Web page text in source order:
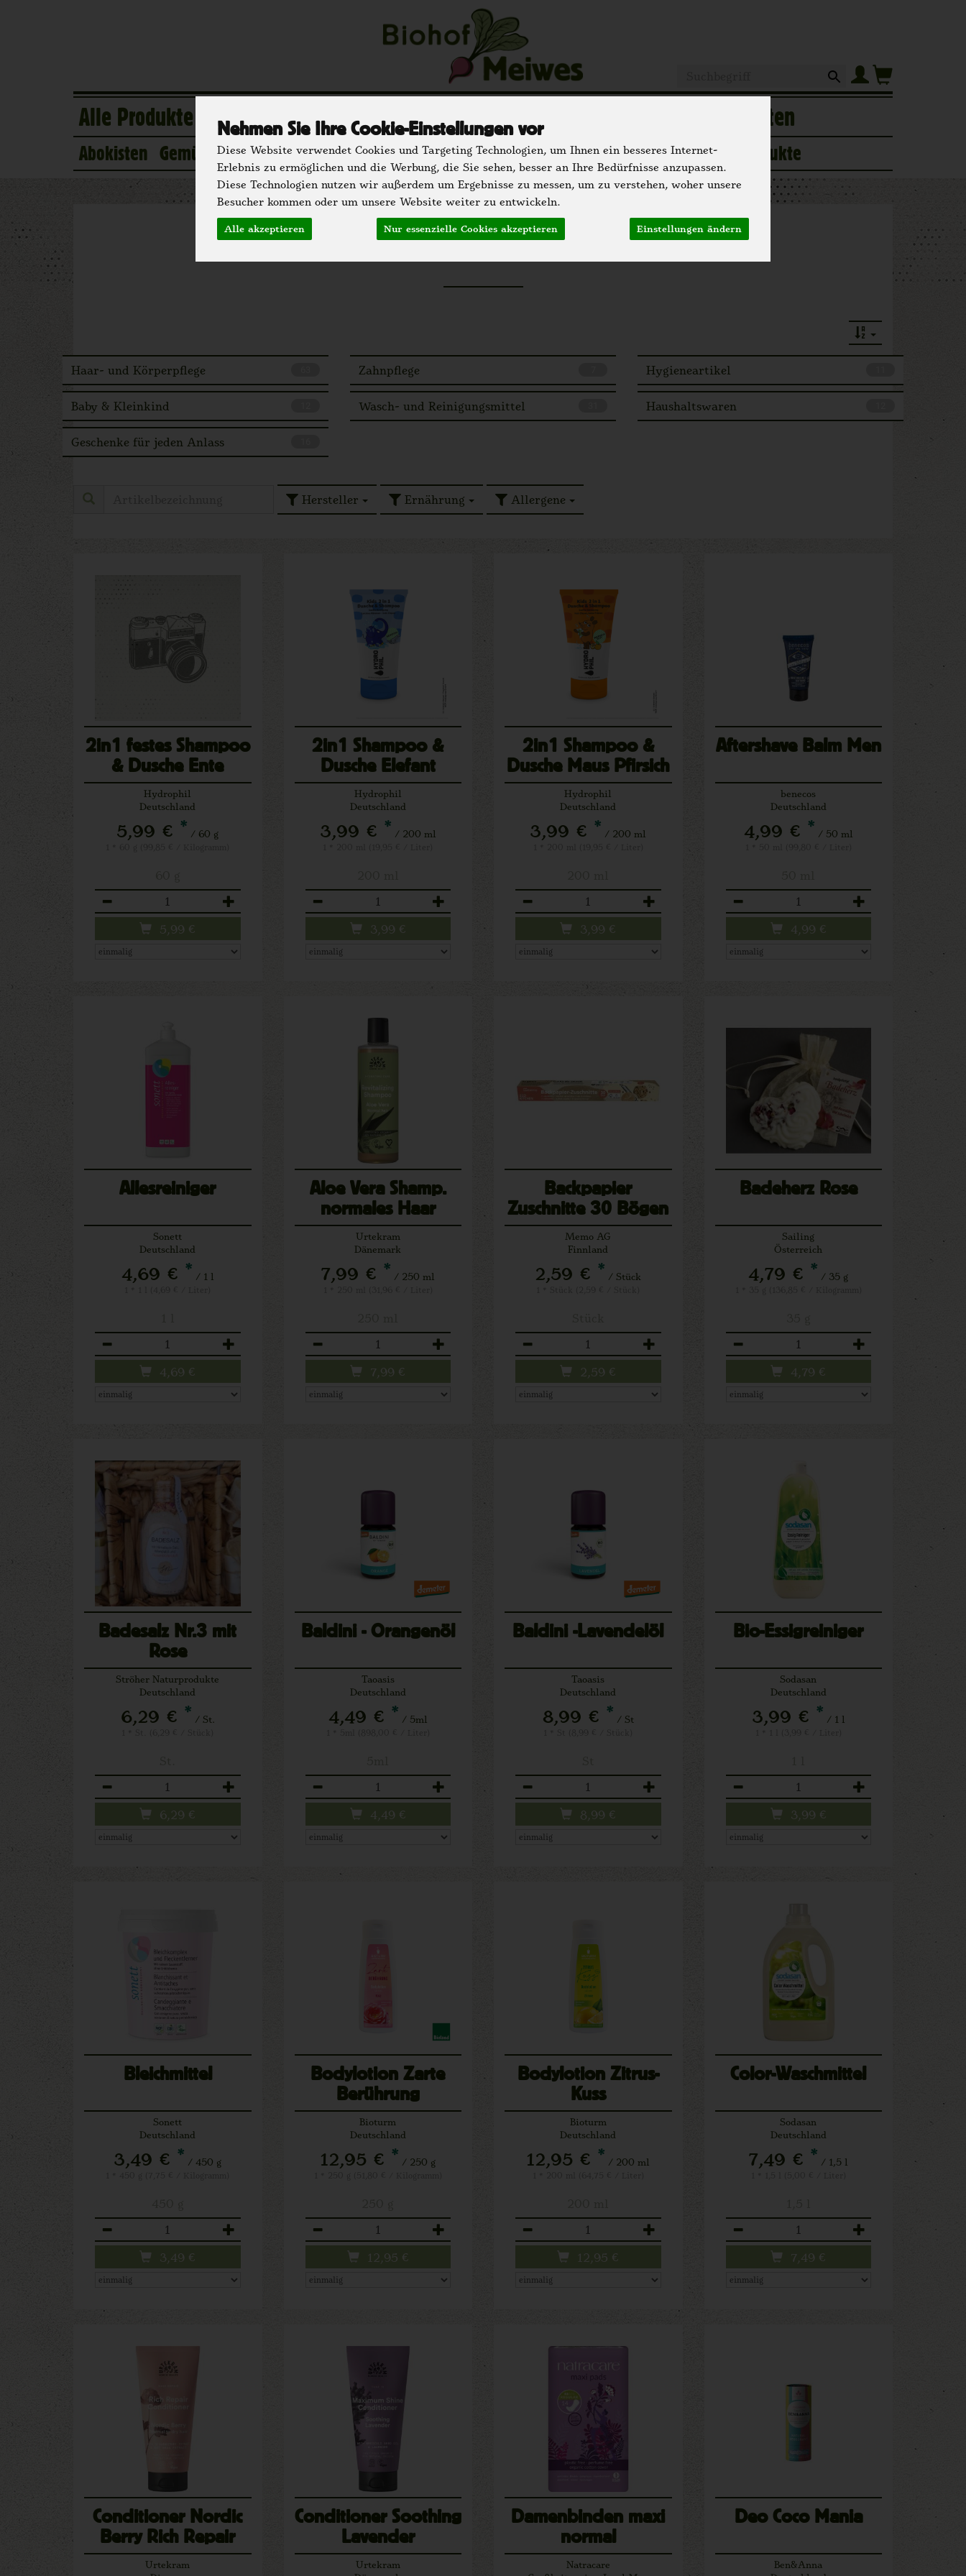
Nehmen Sie Ihre Cookie-Einstellungen vor
Diese Website verwendet Cookies und Targeting Technologien, um Ihnen ein besseres Internet-
Erlebnis zu ermöglichen und die Werbung, die Sie sehen, besser an Ihre Bedürfnisse anzupassen.
Diese Technologien nutzen wir außerdem um Ergebnisse zu messen, um zu verstehen, woher unsere
Besucher kommen oder um unsere Website weiter zu entwickeln.
Alle akzeptieren Nur essenzielle Cookies akzeptieren Einstellungen ändern
Abokisten Gemüse Obst Kühlschrank Speisekammer Getränke Bäckerei Drogerie Neue Produkte
Alle Produkte Eigener Anbau Regionale Partner Einkaufen Hofgeschichten
Drogerie
Haar- und Körperpflege Zahnpflege Hygieneartikel
Baby & Kleinkind Wasch- und Reinigungsmittel Haushaltswaren
Geschenke für jeden Anlass
Hersteller Ernährung Allergene
2in1 festes Shampoo
& Dusche Ente
Mango
Hydrophil
Deutschland
5,99 € * / 60 g
Anzahl
5,99 €
2in1 Shampoo &
Dusche Elefant
Sensitiv
Hydrophil
Deutschland
3,99 € * / 200 ml
Anzahl
3,99 €
2in1 Shampoo &
Dusche Maus Pfirsich
Hydrophil
Deutschland
3,99 € * / 200 ml
Anzahl
3,99 €
Aftershave Balm Men
benecos
Deutschland
4,99 € * / 50 ml
Anzahl
4,99 €
Allesreiniger
Sonett
Deutschland
4,69 € * / 1 l
Anzahl
4,69 €
Aloe Vera Shamp.
normales Haar
Urtekram
Dänemark
7,99 € * / 250 ml
Anzahl
7,99 €
Backpapier
Zuschnitte 30 Bögen
Memo AG
Finnland
2,59 € * / Stück
Anzahl
2,59 €
Badeherz Rose
Sailing
Österreich
4,79 € * / 35 g
Anzahl
4,79 €
Badesalz Nr.3 mit
Rose
Ströher Naturprodukte
Deutschland
6,29 € * / St.
Anzahl
6,29 €
Baldini - Orangenöl
Taoasis
Deutschland
4,49 € * / 5ml
Anzahl
4,49 €
Baldini -Lavendelöl
Taoasis
Deutschland
8,99 € * / St
Anzahl
8,99 €
Bio-Essigreiniger
Sodasan
Deutschland
3,99 € * / 1 l
Anzahl
3,99 €
Bleichmittel
Sonett
Deutschland
3,49 € * / 450 g
Anzahl
3,49 €
Bodylotion Zarte
Berührung
Bioturm
Deutschland
12,95 € * / 250 g
Anzahl
12,95 €
Bodylotion Zitrus-
Kuss
Bioturm
Deutschland
12,95 € * / 200 ml
Anzahl
12,95 €
Color-Waschmittel
Sodasan
Deutschland
7,49 € * / 1,5 l
Anzahl
7,49 €
Conditioner Nordic
Berry Rich Repair
Urtekram
Conditioner Soothing
Lavender
Urtekram
Damenbinden maxi
normal
Natracare
Deo Coco Mania
Ben&Anna